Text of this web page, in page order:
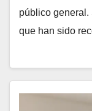
público general.
que han sido